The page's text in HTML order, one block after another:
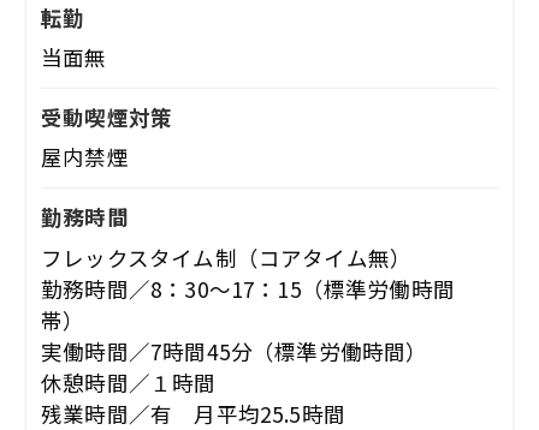
転勤
当面無
受動喫煙対策
屋内禁煙
勤務時間
フレックスタイム制（コアタイム無）
勤務時間／8：30～17：15（標準労働時間
帯）
実働時間／7時間45分（標準労働時間）
休憩時間／１時間
残業時間／有 月平均25.5時間